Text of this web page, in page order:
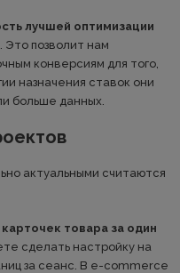
лучшей оптимизации
. Это позволит нам
конверсиям для того,
назначения ставок они
больше данных.
актуальными считаются
товара за один
сделать настройку на
за сеанс. В е-commerce